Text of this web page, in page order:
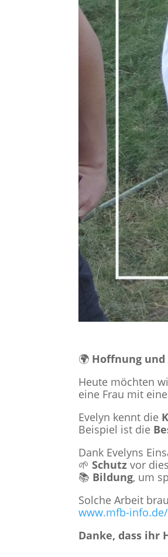
🌍 Hoffnung und
Heute möchten
eine Frau mit
Evelyn kennt die
Beispiel ist die
Dank Evelyns
🌱Schutz vor
📚 Bildung, um
Solche Arbeit
www.mfb-
Danke, dass ihr